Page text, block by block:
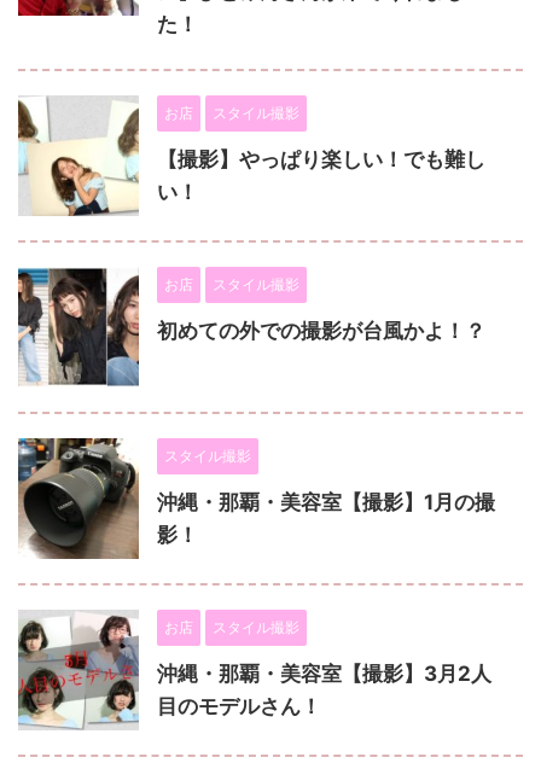
た！
お店 スタイル撮影
【撮影】やっぱり楽しい！でも難し
い！
お店 スタイル撮影
初めての外での撮影が台風かよ！？
スタイル撮影
沖縄・那覇・美容室【撮影】1月の撮
影！
お店 スタイル撮影
沖縄・那覇・美容室【撮影】3月2人
目のモデルさん！